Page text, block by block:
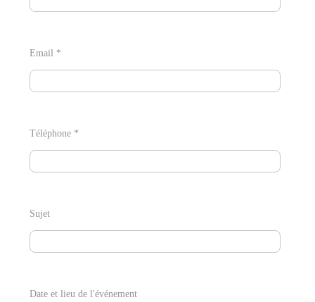
Email *
Téléphone *
Sujet
Date et lieu de l'événement